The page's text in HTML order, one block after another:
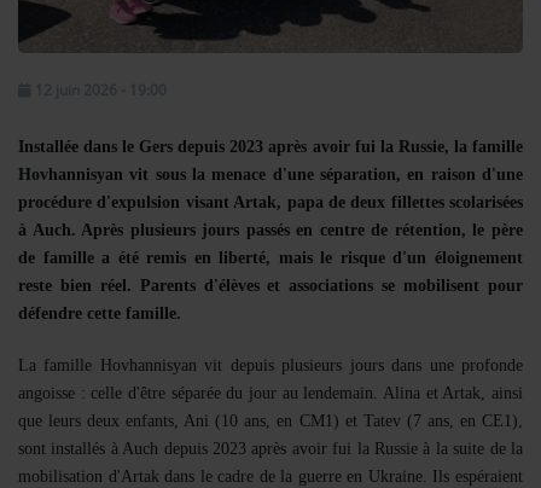
Installée dans le Gers depuis 2023 après avoir fui la Russie, la famille
Hovhannisyan vit sous la menace d'une séparation, en raison d'une
procédure d'expulsion visant Artak, papa de deux fillettes scolarisées
à Auch. Après plusieurs jours passés en centre de rétention, le père
de famille a été remis en liberté, mais le risque d'un éloignement
reste bien réel. Parents d'élèves et associations se mobilisent pour
défendre cette famille.
La famille Hovhannisyan vit depuis plusieurs jours dans une profonde
angoisse : celle d'être séparée du jour au lendemain. Alina et Artak, ainsi
que leurs deux enfants, Ani (10 ans, en CM1) et Tatev (7 ans, en CE1),
sont installés à Auch depuis 2023 après avoir fui la Russie à la suite de la
mobilisation d'Artak dans le cadre de la guerre en Ukraine. Ils espéraient